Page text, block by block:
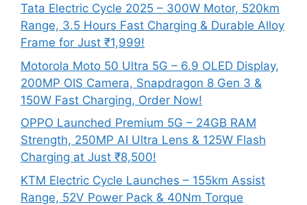
Tata Electric Cycle 2025 – 300W Motor, 520km
Range, 3.5 Hours Fast Charging & Durable Alloy
Frame for Just ₹1,999!
Motorola Moto 50 Ultra 5G – 6.9 OLED Display,
200MP OIS Camera, Snapdragon 8 Gen 3 &
150W Fast Charging, Order Now!
OPPO Launched Premium 5G – 24GB RAM
Strength, 250MP AI Ultra Lens & 125W Flash
Charging at Just ₹8,500!
KTM Electric Cycle Launches – 155km Assist
Range, 52V Power Pack & 40Nm Torque